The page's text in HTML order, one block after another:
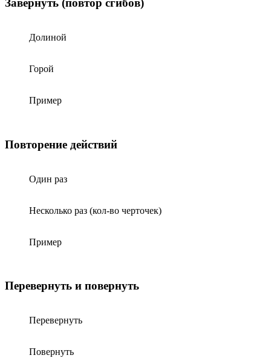
Завернуть (повтор сгибов)
Долиной
Горой
Пример
Повторение действий
Один раз
Несколько раз (кол-во черточек)
Пример
Перевернуть и повернуть
Перевернуть
Повернуть